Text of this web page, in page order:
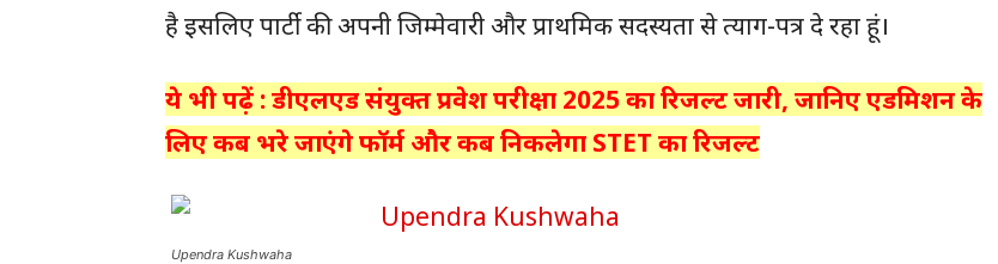
है इसलिए पार्टी की अपनी जिम्मेवारी और प्राथमिक सदस्यता से त्याग-पत्र दे रहा हूं।
ये भी पढ़ें : डीएलएड संयुक्त प्रवेश परीक्षा 2025 का रिजल्ट जारी, जानिए एडमिशन के
लिए कब भरे जाएंगे फॉर्म और कब निकलेगा STET का रिजल्ट
Upendra Kushwaha